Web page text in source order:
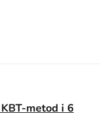
metod i 6